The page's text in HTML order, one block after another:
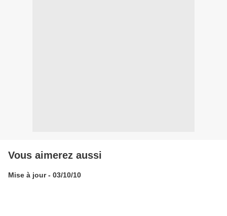
Vous aimerez aussi
Mise à jour - 03/10/10